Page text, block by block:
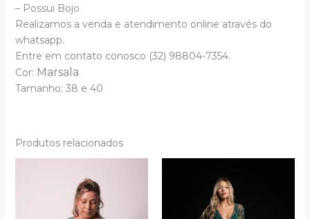
– Possui Bojo
Realizamos a venda e atendimento online através do
whatsapp.
Entre em contato conosco (32) 98804-7354.
Cor: Marsala
Tamanho: 38 e 40
Produtos relacionados